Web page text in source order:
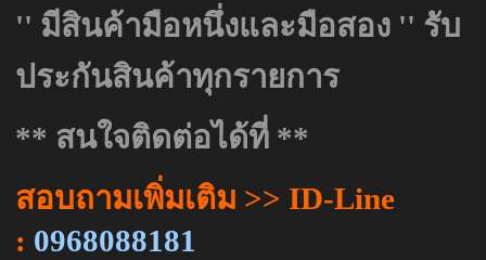
'' มีสินค้ามือหนึ่งและมือสอง '' รับ
ประกันสินค้าทุกรายการ
** สนใจติดต่อได้ที่ **
สอบถามเพิ่มเติม >> ID-Line
: 0968088181